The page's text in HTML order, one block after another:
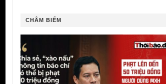
CHÂM BIẾM